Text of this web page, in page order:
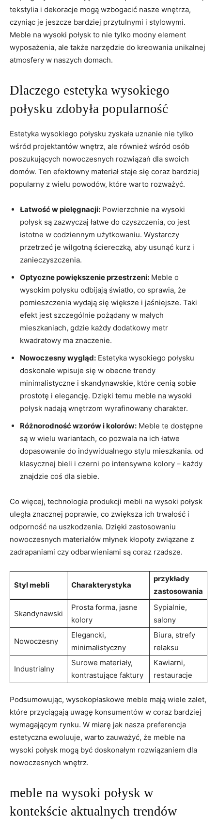
tekstylia i dekoracje ‌mogą ⁢wzbogacić nasze wnętrza,⁣
czyniąc je⁣ jeszcze bardziej ​przytulnymi i ​stylowymi.‍
Meble na ⁣wysoki połysk⁢ to nie⁤ tylko modny element
wyposażenia, ​ale ‍także narzędzie do kreowania ⁤unikalnej
⁤atmosfery ‍w ‍naszych domach.
Dlaczego estetyka⁢ wysokiego
połysku ‌zdobyła⁢ popularność
Estetyka‍ wysokiego połysku zyskała⁣ uznanie nie tylko
wśród projektantów wnętrz, ale również wśród osób
poszukujących‍ nowoczesnych rozwiązań dla ⁤swoich
domów. Ten efektowny materiał staje się coraz bardziej
popularny z wielu powodów, które ⁢warto rozważyć.
Łatwość w pielęgnacji: ‌Powierzchnie na wysoki
połysk są zazwyczaj łatwe do czyszczenia, co jest
istotne w codziennym użytkowaniu. Wystarczy
przetrzeć⁤ je wilgotną ściereczką, aby usunąć ⁤kurz i
zanieczyszczenia.
Optyczne ⁢powiększenie przestrzeni: Meble ‍o
wysokim połysku odbijają światło, ⁢co sprawia, że
pomieszczenia wydają się większe​ i jaśniejsze. Taki
efekt ​jest szczególnie⁣ pożądany w małych
mieszkaniach, ‍gdzie każdy dodatkowy metr⁤
kwadratowy ma znaczenie.
Nowoczesny ⁣wygląd: Estetyka wysokiego połysku⁤
doskonale ​wpisuje się w obecne trendy
minimalistyczne‍ i skandynawskie, które cenią sobie
prostotę​ i‍ elegancję.​ Dzięki temu meble na wysoki⁤
połysk⁢ nadają ⁣wnętrzom wyrafinowany charakter.
Różnorodność wzorów i kolorów: Meble te dostępne
są‌ w wielu⁢ wariantach, co pozwala na ich łatwe
dopasowanie‍ do indywidualnego stylu mieszkania. od
klasycznej bieli i ​czerni po intensywne kolory ​– każdy
znajdzie coś dla siebie.
Co więcej, technologia produkcji⁤ mebli na wysoki połysk
uległa‍ znacznej poprawie, ‌co​ zwiększa ich trwałość ⁢i
‌odporność na uszkodzenia.​ Dzięki zastosowaniu
nowoczesnych materiałów ⁣młynek kłopoty związane z ⁤ ​
zadrapaniami ⁣czy ⁤odbarwieniami⁤ są coraz rzadsze.
Styl mebli Charakterystyka
przykłady
⁤zastosowania
Skandynawski
Prosta forma, jasne‌
kolory
Sypialnie,
salony
Nowoczesny
Elegancki,
‍minimalistyczny
Biura,⁣ strefy
relaksu
Industrialny
Surowe materiały,
kontrastujące faktury
Kawiarni,
⁤restauracje
Podsumowując, wysokopłaskowe meble‌ mają wiele zalet,
które przyciągają uwagę konsumentów w⁣ coraz ⁣bardziej
wymagającym rynku. W ⁤miarę jak nasza preferencja
estetyczna ewoluuje, warto zauważyć,⁤ że meble‍ na‌
wysoki​ połysk ​mogą być doskonałym rozwiązaniem dla
nowoczesnych ‍wnętrz.
meble na wysoki połysk w
kontekście⁤ aktualnych trendów